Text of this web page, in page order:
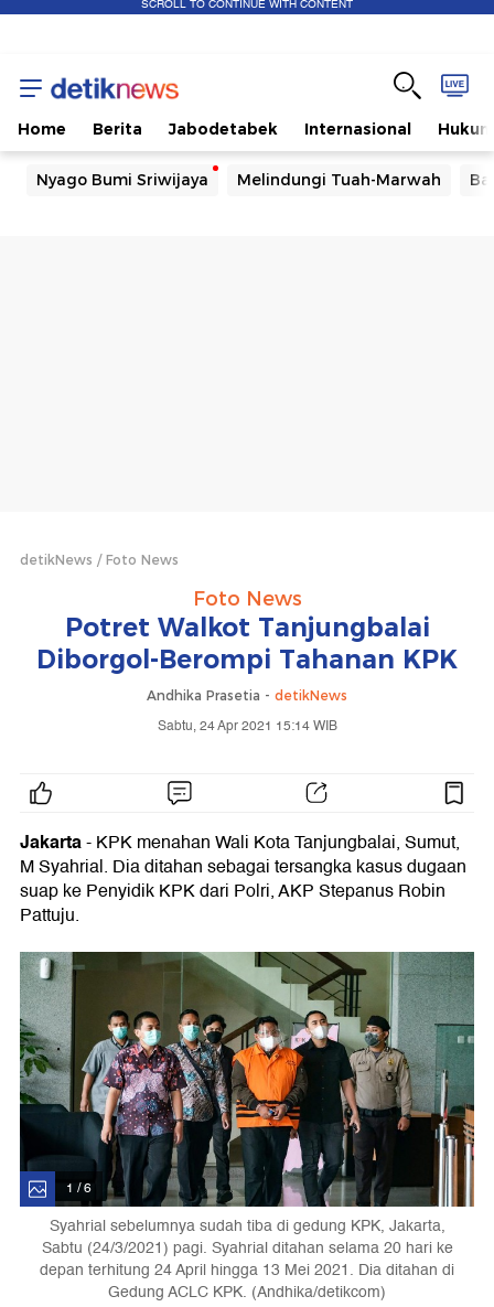
SCROLL TO CONTINUE WITH CONTENT
Home Berita Jabodetabek Internasional Hukum
Nyago Bumi Sriwijaya Melindungi Tuah-Marwah
detikNews Foto News
Foto News
Potret Walkot Tanjungbalai
Diborgol-Berompi Tahanan KPK
Andhika Prasetia - detikNews
Sabtu, 24 Apr 2021 15:14 WIB
Jakarta- KPK menahan Wali Kota Tanjungbalai, Sumut,
M Syahrial. Dia ditahan sebagai tersangka kasus dugaan
suap ke Penyidik KPK dari Polri, AKP Stepanus Robin
Pattuju.
1 / 6
Syahrial sebelumnya sudah tiba di gedung KPK, Jakarta,
Sabtu (24/3/2021) pagi. Syahrial ditahan selama 20 hari ke
depan terhitung 24 April hingga 13 Mei 2021. Dia ditahan di
Gedung ACLC KPK. (Andhika/detikcom)